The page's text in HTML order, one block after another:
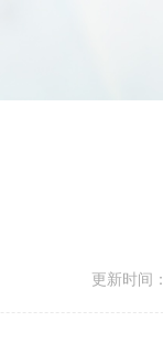
更新时